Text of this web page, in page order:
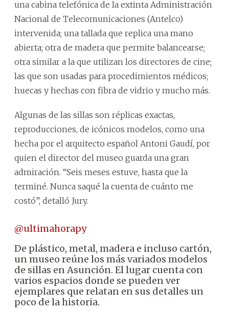
una cabina telefónica de la extinta Administración
Nacional de Telecomunicaciones (Antelco)
intervenida; una tallada que replica una mano
abierta; otra de madera que permite balancearse;
otra similar a la que utilizan los directores de cine;
las que son usadas para procedimientos médicos;
huecas y hechas con fibra de vidrio y mucho más.
Algunas de las sillas son réplicas exactas,
reproducciones, de icónicos modelos, como una
hecha por el arquitecto español Antoni Gaudí, por
quien el director del museo guarda una gran
admiración. “Seis meses estuve, hasta que la
terminé. Nunca saqué la cuenta de cuánto me
costó”, detalló Jury.
@ultimahorapy
De plástico, metal, madera e incluso cartón,
un museo reúne los más variados modelos
de sillas en Asunción. El lugar cuenta con
varios espacios donde se pueden ver
ejemplares que relatan en sus detalles un
poco de la historia.